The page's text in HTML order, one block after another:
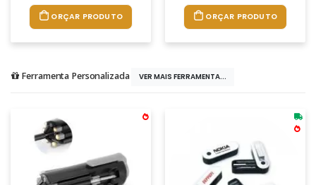
ORÇAR PRODUTO ORÇAR PRODUTO
Ferramenta Personalizada VER MAIS FERRAMENTA...